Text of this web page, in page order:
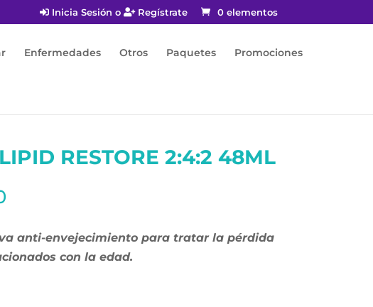
Inicia Sesión o Regístrate 0 elementos
Enfermedades Otros Paquetes Promociones
RESTORE 2:4:2 48ML
anti-envejecimiento para tratar la pérdida
con la edad.